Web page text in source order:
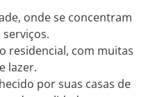
onde se concentram
residencial, com muitas
lazer.
por suas casas de